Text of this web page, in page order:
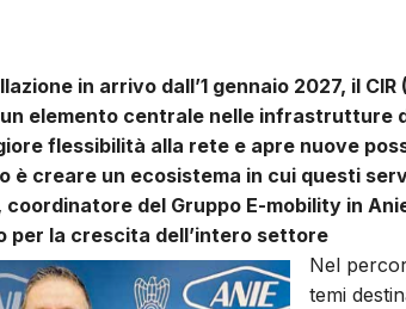
in arrivo dall’1 gennaio 2027, il
elemento centrale nelle infrastrutture
flessibilità alla rete e apre nuove
è creare un ecosistema in cui questi
coordinatore del Gruppo E-mobility in
per la crescita dell’intero settore
Nel
temi